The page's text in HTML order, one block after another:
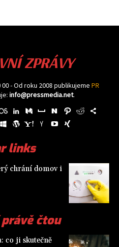
ZPRÁVY
00 - Od roku 2008 publikujeme PR
info@pressmedia.net.
links
chrání domov i
čtou
co ji skutečně